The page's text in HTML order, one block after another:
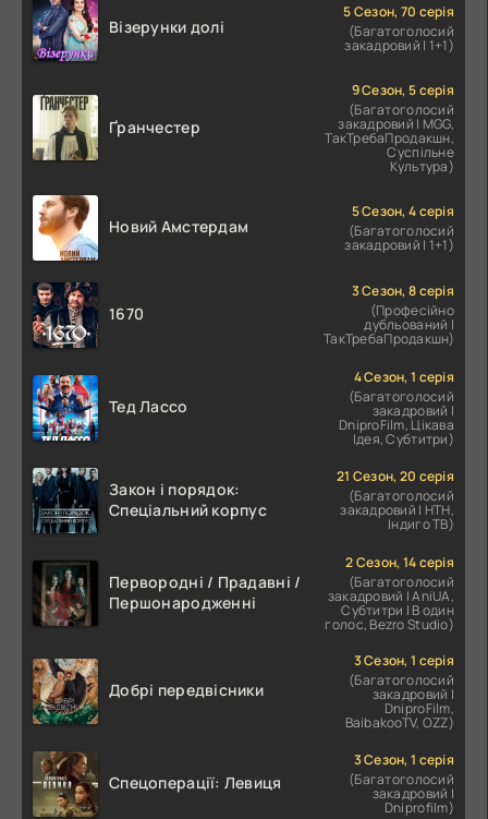
Візерунки долі
5 Сезон, 70 серія
(Багатоголосий
закадровий | 1+1)
Ґранчестер
9 Сезон, 5 серія
(Багатоголосий
закадровий | MGG,
ТакТребаПродакшн,
Суспільне
Культура)
Новий Амстердам
5 Сезон, 4 серія
(Багатоголосий
закадровий | 1+1)
1670
3 Сезон, 8 серія
(Професійно
дубльований |
ТакТребаПродакшн)
Тед Лассо
4 Сезон, 1 серія
(Багатоголосий
закадровий |
DniproFilm, Цікава
Ідея, Субтитри)
Закон і порядок:
Спеціальний корпус
21 Сезон, 20 серія
(Багатоголосий
закадровий | НТН,
Індиго ТВ)
Первородні / Прадавні /
Першонародженні
2 Сезон, 14 серія
(Багатоголосий
закадровий | AniUA,
Субтитри | В один
голос, Bezro Studio)
Добрі передвісники
3 Сезон, 1 серія
(Багатоголосий
закадровий |
DniproFilm,
BaibakooTV, OZZ)
Спецоперації: Левиця
3 Сезон, 1 серія
(Багатоголосий
закадровий |
Dniprofilm)